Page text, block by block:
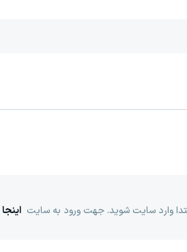
وارد سایت شوید. جهت ورود به سایت اینجا